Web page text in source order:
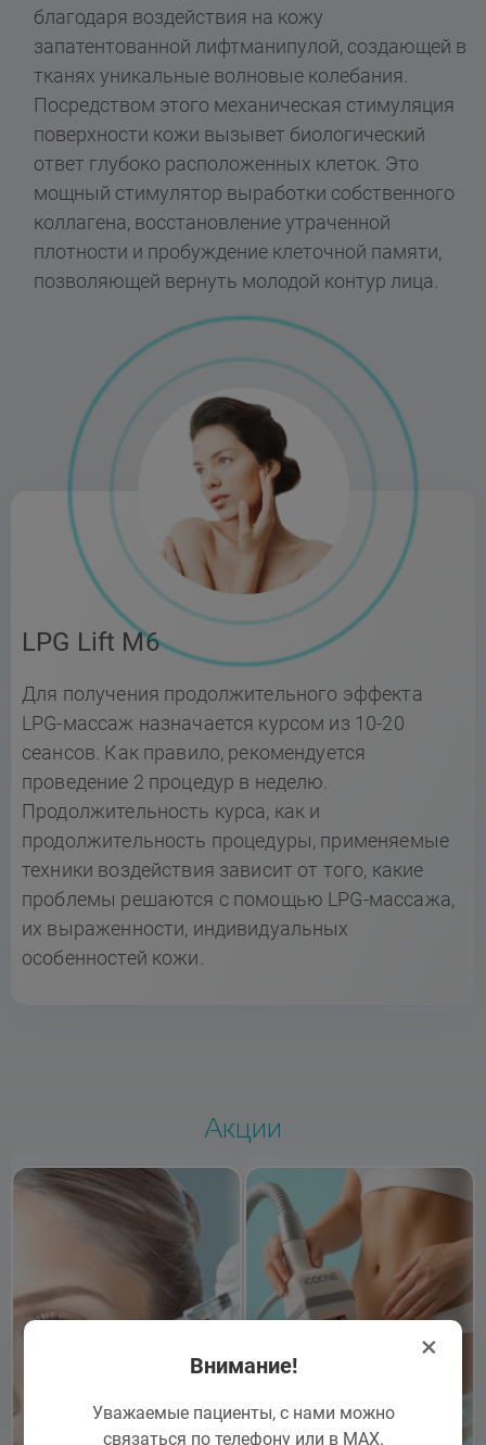
×
Внимание!
Уважаемые пациенты, с нами можно
связаться по телефону или в MAX.
благодаря воздействия на кожу
запатентованной лифтманипулой, создающей в
тканях уникальные волновые колебания.
Посредством этого механическая стимуляция
поверхности кожи вызывет биологический
ответ глубоко расположенных клеток. Это
мощный стимулятор выработки собственного
коллагена, восстановление утраченной
плотности и пробуждение клеточной памяти,
позволяющей вернуть молодой контур лица.
LPG Lift M6
Для получения продолжительного эффекта
LPG-массаж назначается курсом из 10-20
сеансов. Как правило, рекомендуется
проведение 2 процедур в неделю.
Продолжительность курса, как и
продолжительность процедуры, применяемые
техники воздействия зависит от того, какие
проблемы решаются с помощью LPG-массажа,
их выраженности, индивидуальных
особенностей кожи.
Акции